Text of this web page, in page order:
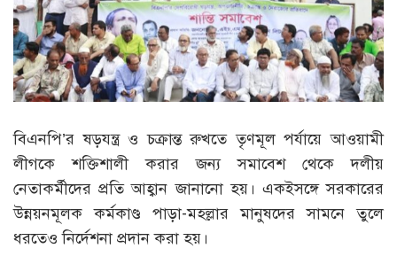
বিএনপি’র ষড়যন্ত্র ও চক্রান্ত রুখতে তৃণমূল পর্যায়ে আওয়ামী
লীগকে শক্তিশালী করার জন্য সমাবেশ থেকে দলীয়
নেতাকর্মীদের প্রতি আহ্বান জানানো হয়। একইসঙ্গে সরকারের
উন্নয়নমূলক কর্মকাণ্ড পাড়া-মহল্লার মানুষদের সামনে তুলে
ধরতেও নির্দেশনা প্রদান করা হয়।